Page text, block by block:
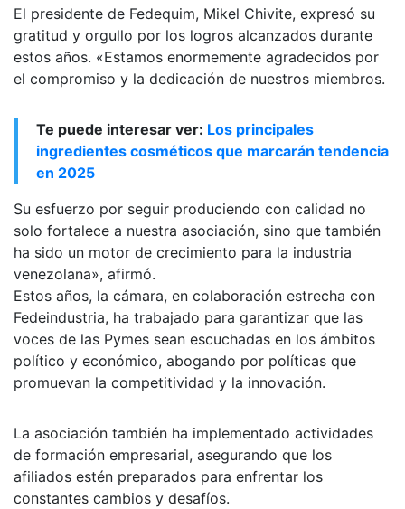
El presidente de Fedequim, Mikel Chivite, expresó su
gratitud y orgullo por los logros alcanzados durante
estos años. «Estamos enormemente agradecidos por
el compromiso y la dedicación de nuestros miembros.
Te puede interesar ver: Los principales
ingredientes cosméticos que marcarán tendencia
en 2025
Su esfuerzo por seguir produciendo con calidad no
solo fortalece a nuestra asociación, sino que también
ha sido un motor de crecimiento para la industria
venezolana», afirmó.
Estos años, la cámara, en colaboración estrecha con
Fedeindustria, ha trabajado para garantizar que las
voces de las Pymes sean escuchadas en los ámbitos
político y económico, abogando por políticas que
promuevan la competitividad y la innovación.
La asociación también ha implementado actividades
de formación empresarial, asegurando que los
afiliados estén preparados para enfrentar los
constantes cambios y desafíos.